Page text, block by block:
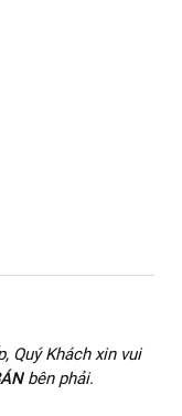
Quý Khách xin vui
bên phải.